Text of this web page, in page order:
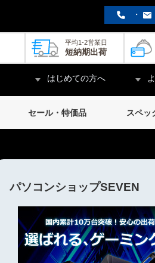
・
平均1-2営業日
短納期出荷
はじめての方へ
セール・特価品 スペッ
パソコンショップSEVEN